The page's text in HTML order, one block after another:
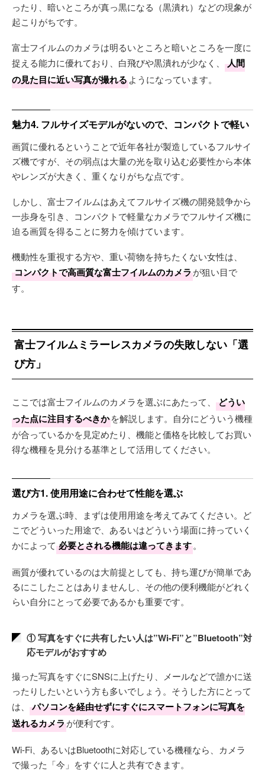
ったり、暗いところが真っ黒になる（黒潰れ）などの現象が
起こりがちです。
富士フイルムのカメラは明るいところと暗いところを一度に
捉える能力に優れており、白飛びや黒潰れが少なく、
人間
の見た目に近い写真が撮れるようになっています。
魅力4. フルサイズモデルがないので、コンパクトで軽い
画質に優れるということで近年各社が製造しているフルサイ
ズ機ですが、その弱点は大量の光を取り込む必要性から本体
やレンズが大きく、重くなりがちな点です。
しかし、富士フイルムはあえてフルサイズ機の開発競争から
一歩身を引き、コンパクトで軽量なカメラでフルサイズ機に
迫る画質を得ることに努力を傾けています。
機動性を重視する方や、重い荷物を持ちたくない女性は、
コンパクトで高画質な富士フイルムのカメラが狙い目で
す。
富士フイルムミラーレスカメラの失敗しない「選
び方」
ここでは富士フイルムのカメラを選ぶにあたって、
どうい
った点に注目するべきかを解説します。自分にどういう機種
が合っているかを見定めたり、機能と価格を比較してお買い
得な機種を見分ける基準として活用してください。
選び方1. 使用用途に合わせて性能を選ぶ
カメラを選ぶ時、まずは使用用途を考えてみてください。ど
こでどういった用途で、あるいはどういう場面に持っていく
かによって 必要とされる機能は違ってきます。
画質が優れているのは大前提としても、持ち運びが簡単であ
るにこしたことはありませんし、その他の便利機能がどれく
らい自分にとって必要であるかも重要です。
① 写真をすぐに共有したい人は”Wi-Fi”と”Bluetooth”対
応モデルがおすすめ
撮った写真をすぐにSNSに上げたり、メールなどで誰かに送
ったりしたいという方も多いでしょう。そうした方にとって
は、
パソコンを経由せずにすぐにスマートフォンに写真を
送れるカメラが便利です。
Wi-Fi、あるいはBluetoothに対応している機種なら、カメラ
で撮った「今」をすぐに人と共有できます。